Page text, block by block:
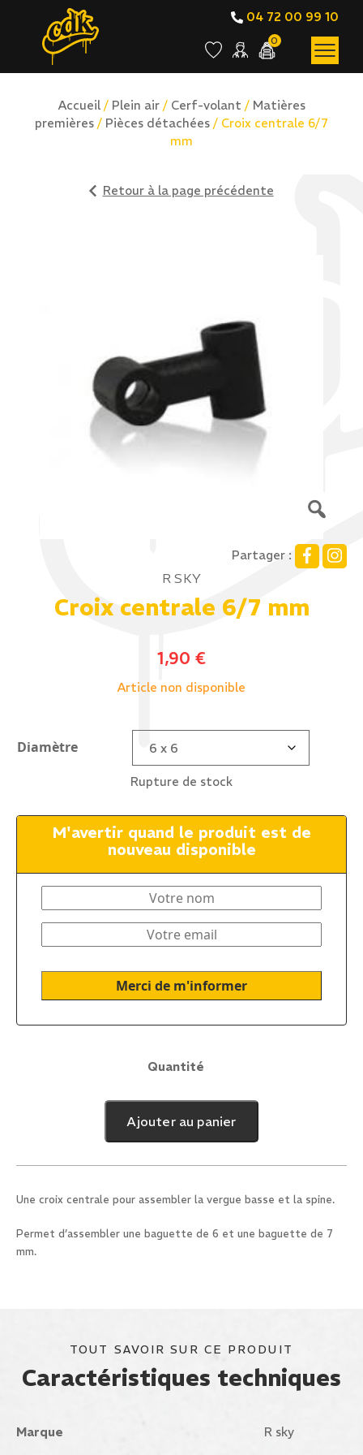
04 72 00 99 10
0
Accueil/ Plein air/ Cerf-volant / Matières
premières / Pièces détachées / Croix centrale 6/7
mm
Retour à la page précédente
Partager :
R SKY
Croix centrale 6/7 mm
1,90 €
Article non disponible
Diamètre
Rupture de stock
M'avertir quand le produit est de
nouveau disponible
Quantitéquantité
centrale
Ajouter au panier
Une croix centrale pour assembler la vergue basse et la spine.
Permet d’assembler une baguette de 6 et une baguette de 7
mm.
TOUT SAVOIR SUR CE PRODUIT
Caractéristiques techniques
Marque R sky